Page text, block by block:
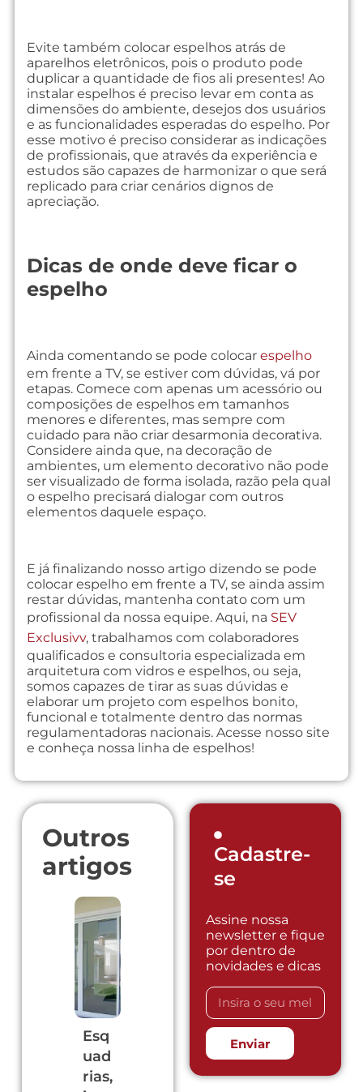
Evite também colocar espelhos atrás de
aparelhos eletrônicos, pois o produto pode
duplicar a quantidade de fios ali presentes! Ao
instalar espelhos é preciso levar em conta as
dimensões do ambiente, desejos dos usuários
e as funcionalidades esperadas do espelho. Por
esse motivo é preciso considerar as indicações
de profissionais, que através da experiência e
estudos são capazes de harmonizar o que será
replicado para criar cenários dignos de
apreciação.
Dicas de onde deve ficar o
espelho
Ainda comentando se pode colocar espelho
em frente a TV, se estiver com dúvidas, vá por
etapas. Comece com apenas um acessório ou
composições de espelhos em tamanhos
menores e diferentes, mas sempre com
cuidado para não criar desarmonia decorativa.
Considere ainda que, na decoração de
ambientes, um elemento decorativo não pode
ser visualizado de forma isolada, razão pela qual
o espelho precisará dialogar com outros
elementos daquele espaço.
E já finalizando nosso artigo dizendo se pode
colocar espelho em frente a TV, se ainda assim
restar dúvidas, mantenha contato com um
profissional da nossa equipe. Aqui, na SEV
Exclusivv, trabalhamos com colaboradores
qualificados e consultoria especializada em
arquitetura com vidros e espelhos, ou seja,
somos capazes de tirar as suas dúvidas e
elaborar um projeto com espelhos bonito,
funcional e totalmente dentro das normas
regulamentadoras nacionais. Acesse nosso site
e conheça nossa linha de espelhos!
Outros
artigos
Esq
uad
rias,
A lo
usa
de
Esq
uad
rias
Cadastre-
se
Assine nossa
newsletter e fique
por dentro de
novidades e dicas
Enviar